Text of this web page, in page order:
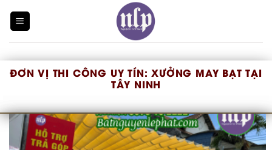
ĐƠN VỊ THI CÔNG UY TÍN:XƯỞNG MAY BẠT TẠI
TÂY NINH